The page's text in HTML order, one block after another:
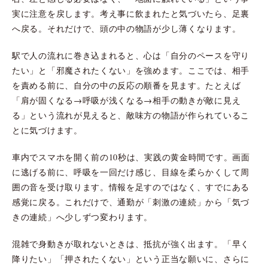
実に注意を戻します。考え事に飲まれたと気づいたら、足裏
へ戻る。それだけで、頭の中の物語が少し薄くなります。
駅で人の流れに巻き込まれると、心は「自分のペースを守り
たい」と「邪魔されたくない」を強めます。ここでは、相手
を責める前に、自分の中の反応の順番を見ます。たとえば
「肩が固くなる→呼吸が浅くなる→相手の動きが敵に見え
る」という流れが見えると、敵味方の物語が作られているこ
とに気づけます。
車内でスマホを開く前の10秒は、実践の黄金時間です。画面
に逃げる前に、呼吸を一回だけ感じ、目線を柔らかくして周
囲の音を受け取ります。情報を足すのではなく、すでにある
感覚に戻る。これだけで、通勤が「刺激の連続」から「気づ
きの連続」へ少しずつ変わります。
混雑で身動きが取れないときは、抵抗が強く出ます。「早く
降りたい」「押されたくない」という正当な願いに、さらに